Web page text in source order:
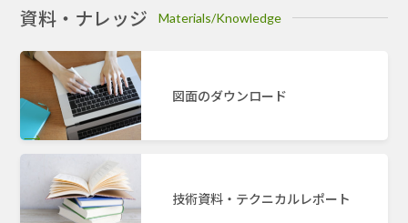
資料・ナレッジ Materials/Knowledge
図面のダウンロード
技術資料・テクニカルレポート